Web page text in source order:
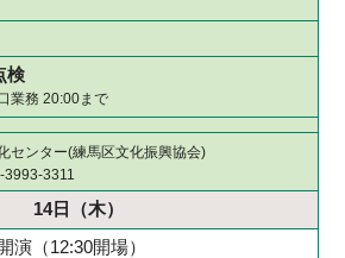
検
業務 20:00まで
センター(練馬区文化振興協会)
3993-3311
14日
（木）
演（12:30開場）